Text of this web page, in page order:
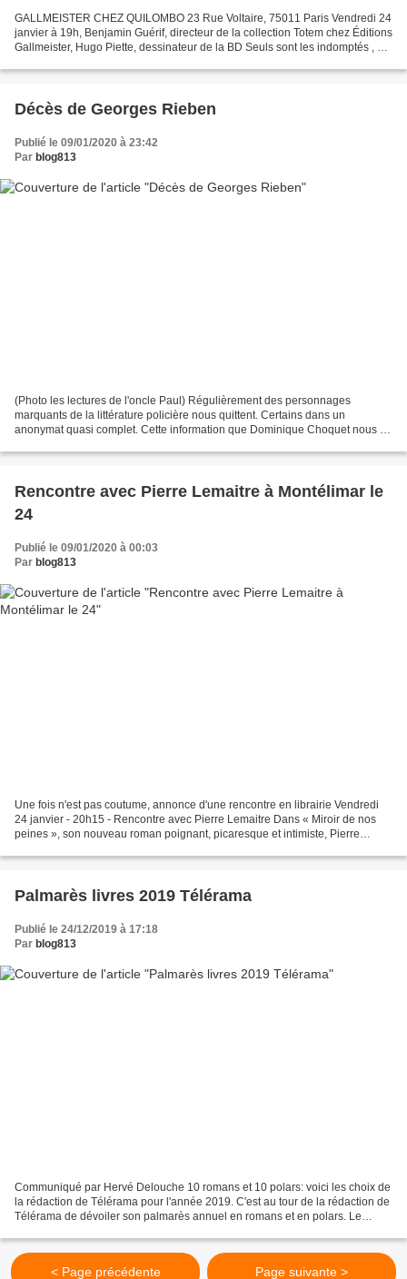
GALLMEISTER CHEZ QUILOMBO 23 Rue Voltaire, 75011 Paris Vendredi 24
janvier à 19h, Benjamin Guérif, directeur de la collection Totem chez Éditions
Gallmeister, Hugo Piette, dessinateur de la BD Seuls sont les indomptés , et
Décès de Georges Rieben
Publié le 09/01/2020 à 23:42
Par blog813
(Photo les lectures de l'oncle Paul) Régulièrement des personnages
marquants de la littérature policière nous quittent. Certains dans un
anonymat quasi complet. Cette information que Dominique Choquet nous a
Rencontre avec Pierre Lemaitre à Montélimar le
24
Publié le 09/01/2020 à 00:03
Par blog813
Une fois n'est pas coutume, annonce d'une rencontre en librairie Vendredi
24 janvier - 20h15 - Rencontre avec Pierre Lemaitre Dans « Miroir de nos
peines », son nouveau roman poignant, picaresque et intimiste, Pierre
Palmarès livres 2019 Télérama
Publié le 24/12/2019 à 17:18
Par blog813
Communiqué par Hervé Delouche 10 romans et 10 polars: voici les choix de
la rédaction de Télérama pour l'année 2019. C'est au tour de la rédaction de
Télérama de dévoiler son palmarès annuel en romans et en polars. Le
< Page précédente Page suivante >